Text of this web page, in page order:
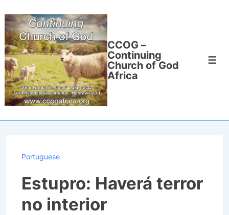
Skip
to
Main
Content
CCOG –
Continuing
Church of God
Africa
Portuguese
Estupro: Haverá terror
no interior